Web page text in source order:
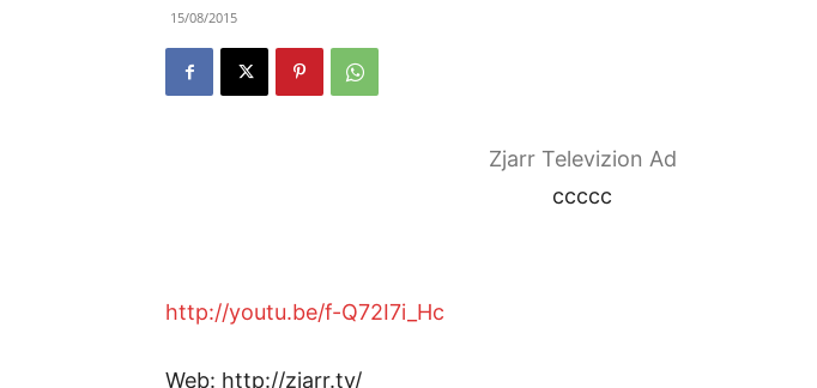
15/08/2015
Zjarr Televizion Ad
ccccc
http://youtu.be/f-Q72I7i_Hc
Web: http://zjarr.tv/